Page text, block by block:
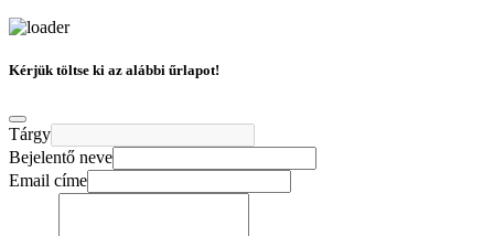
Kérjük töltse ki az alábbi űrlapot!
Tárgy
Bejelentő neve
Email címe